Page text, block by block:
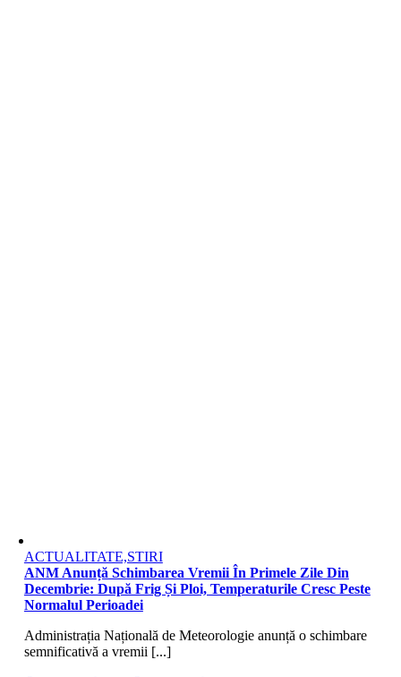
ACTUALITATE,STIRI
ANM Anunță Schimbarea Vremii În Primele Zile Din
Decembrie: După Frig Și Ploi, Temperaturile Cresc Peste
Normalul Perioadei
Administrația Națională de Meteorologie anunță o schimbare
semnificativă a vremii [...]